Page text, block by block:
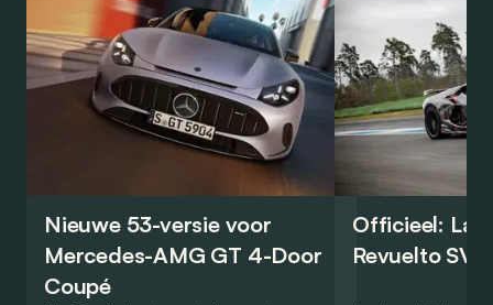
Nieuwe 53-versie voor
Mercedes-AMG GT 4-Door
Coupé
Officieel:
Revuelto SV